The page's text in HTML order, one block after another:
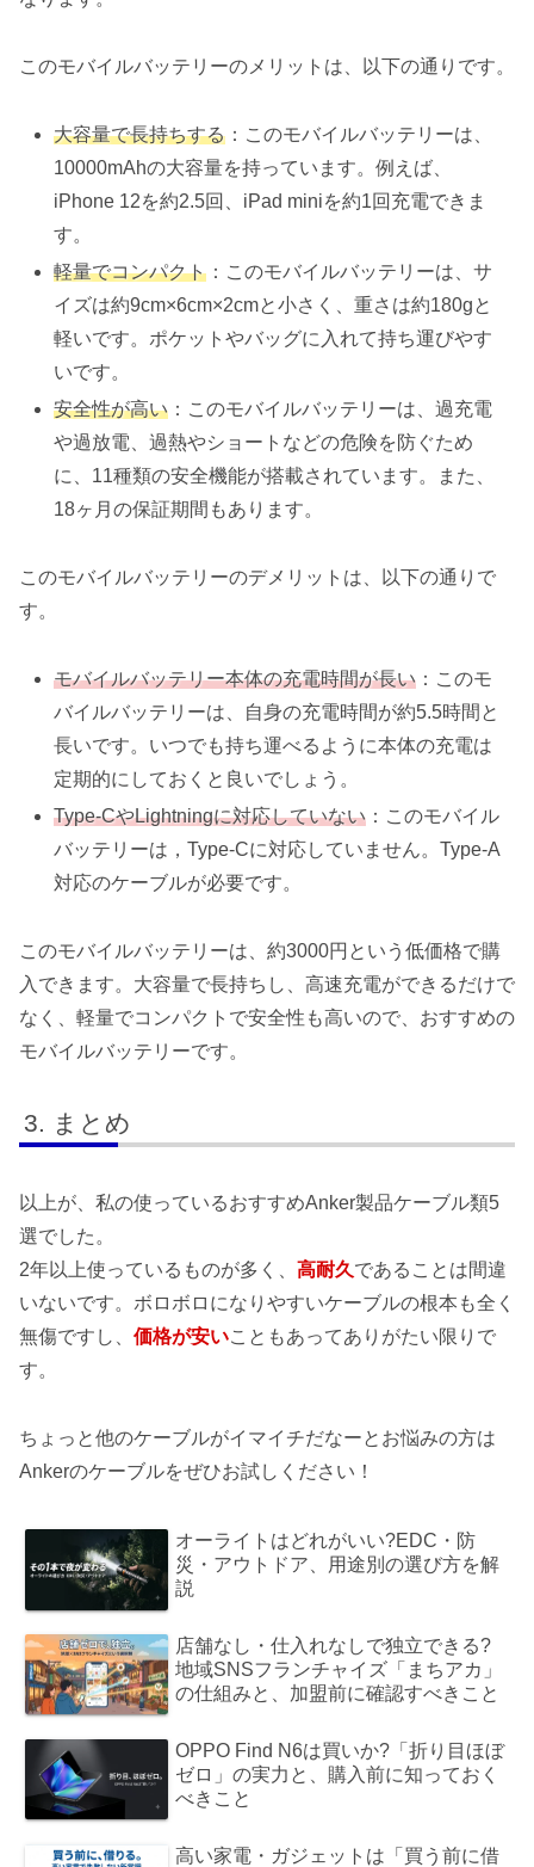
このモバイルバッテリーのメリットは、以下の通りです。
大容量で長持ちする ：このモバイルバッテリーは、
10000mAhの大容量を持っています。例えば、
iPhone 12を約2.5回、iPad miniを約1回充電できま
す。
軽量でコンパクト ：このモバイルバッテリーは、サ
イズは約9cm×6cm×2cmと小さく、重さは約180gと
軽いです。ポケットやバッグに入れて持ち運びやす
いです。
安全性が高い ：このモバイルバッテリーは、過充電
や過放電、過熱やショートなどの危険を防ぐため
に、11種類の安全機能が搭載されています。また、
18ヶ月の保証期間もあります。
このモバイルバッテリーのデメリットは、以下の通りで
す。
モバイルバッテリー本体の充電時間が長い ：このモ
バイルバッテリーは、自身の充電時間が約5.5時間と
長いです。いつでも持ち運べるように本体の充電は
定期的にしておくと良いでしょう。
Type-CやLightningに対応していない ：このモバイル
バッテリーは，Type-Cに対応していません。Type-A
対応のケーブルが必要です。
このモバイルバッテリーは、約3000円という低価格で購
入できます。大容量で長持ちし、高速充電ができるだけで
なく、軽量でコンパクトで安全性も高いので、おすすめの
モバイルバッテリーです。
まとめ
以上が、私の使っているおすすめAnker製品ケーブル類5
選でした。
2年以上使っているものが多く、 高耐久であることは間違
いないです。ボロボロになりやすいケーブルの根本も全く
無傷ですし、 価格が安いこともあってありがたい限りで
す。
ちょっと他のケーブルがイマイチだなーとお悩みの方は
Ankerのケーブルをぜひお試しください！
オーライトはどれがいい?EDC・防
災・アウトドア、用途別の選び方を解
説
店舗なし・仕入れなしで独立できる?
地域SNSフランチャイズ「まちアカ」
の仕組みと、加盟前に確認すべきこと
OPPO Find N6は買いか?「折り目ほぼ
ゼロ」の実力と、購入前に知っておく
べきこと
高い家電・ガジェットは「買う前に借